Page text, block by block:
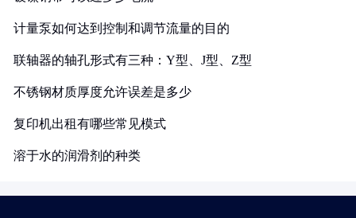
计量泵如何达到控制和调节流量的目的
联轴器的轴孔形式有三种：Y型、J型、Z型
不锈钢材质厚度允许误差是多少
复印机出租有哪些常见模式
溶于水的润滑剂的种类